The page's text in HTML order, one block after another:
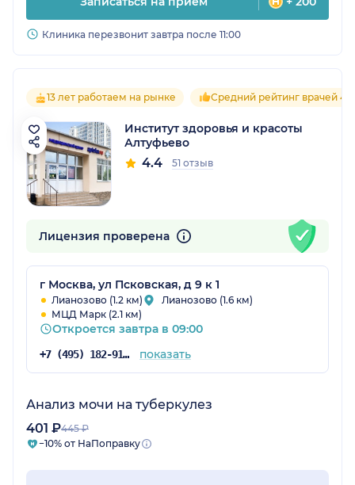
Клиника перезвонит завтра после 11:00
13 лет работаем на рынке Средний рейтинг врачей 4.3
Институт здоровья и красоты
Алтуфьево
4.4 51 отзыв
Лицензия проверена
г Москва, ул Псковская, д 9 к 1
Лианозово (1.2 км)
Лианозово (1.6 км)
МЦД Марк (2.1 км)
Откроется завтра в 09:00
+7 (495) 182-91-95 показать
Анализ мочи на туберкулез
401 ₽445 ₽
−10% от НаПоправку